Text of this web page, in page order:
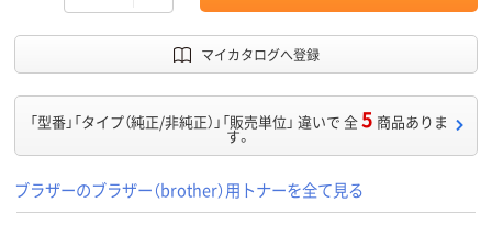
マイカタログへ登録
「型番」「タイプ（純正/非純正）」「販売単位」 違いで 全5 商品ありま
す。
ブラザーのブラザー（brother）用トナーを全て見る